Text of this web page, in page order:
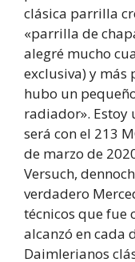
clásica parrilla
«parrilla de
alegré mucho
exclusiva) y más
hubo un
radiador». Estoy
será con el 213
de marzo de
Versuch,
verdadero
técnicos que fue
alcanzó en cada
Daimlerianos